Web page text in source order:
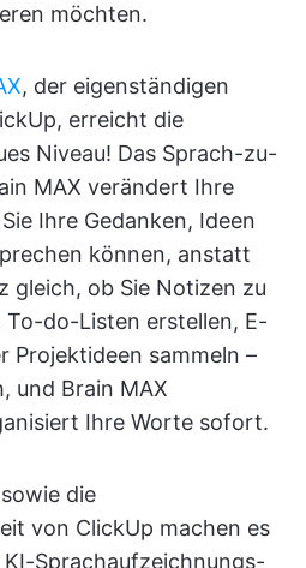
möchten.
, der eigenständigen
erreicht die
Niveau! Das Sprach-zu-
MAX verändert Ihre
Ihre Gedanken, Ideen
können, anstatt
gleich, ob Sie Notizen zu
do-Listen erstellen, E-
Projektideen sammeln –
und Brain MAX
Ihre Worte sofort.
die
von ClickUp machen es
Sprachaufzeichnungs-